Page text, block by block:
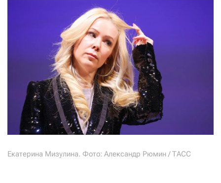
Екатерина Мизулина. Фото: Александр Рюмин / ТАСС